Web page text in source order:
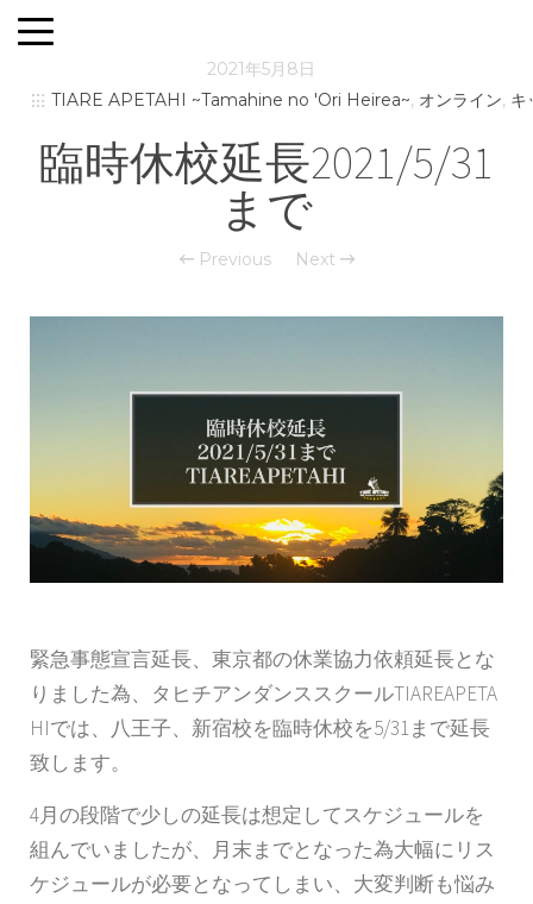
2021年5月8日
TIARE APETAHI ~Tamahine no 'Ori Heirea~, オンライン, キ
臨時休校延長2021/5/31
まで
Previous Next
緊急事態宣言延長、東京都の休業協力依頼延長とな
りました為、タヒチアンダンススクールTIAREAPETA
HIでは、八王子、新宿校を臨時休校を5/31まで延長
致します。
4月の段階で少しの延長は想定してスケジュールを
組んでいましたが、月末までとなった為大幅にリス
ケジュールが必要となってしまい、大変判断も悩み